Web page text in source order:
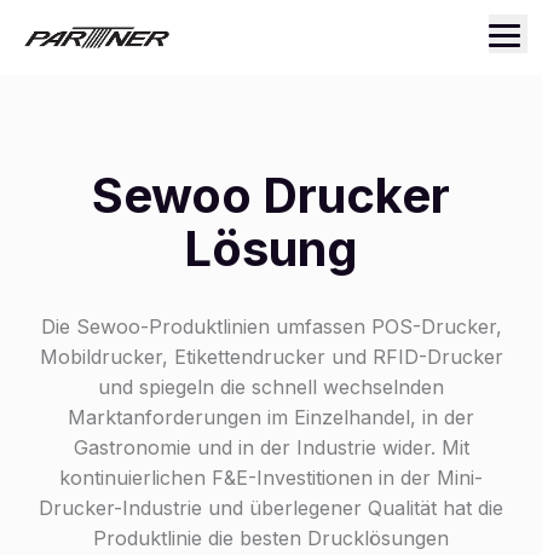
Sewoo Drucker
Lösung
Die Sewoo-Produktlinien umfassen POS-Drucker,
Mobildrucker, Etikettendrucker und RFID-Drucker
und spiegeln die schnell wechselnden
Marktanforderungen im Einzelhandel, in der
Gastronomie und in der Industrie wider. Mit
kontinuierlichen F&E-Investitionen in der Mini-
Drucker-Industrie und überlegener Qualität hat die
Produktlinie die besten Drucklösungen